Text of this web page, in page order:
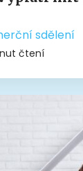
sdělení
čtení